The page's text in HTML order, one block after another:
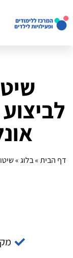
דף הבית»בלוג»